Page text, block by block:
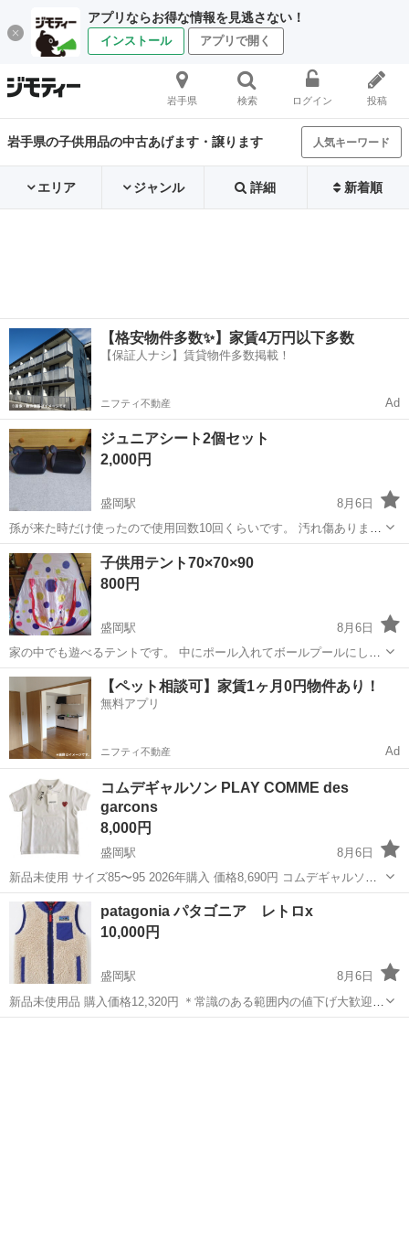
アプリならお得な情報を見逃さない！
インストール アプリで開く
岩手県 検索 ログイン 投稿
岩手県の子供用品の中古あげます・譲ります 人気キーワード
エリア ジャンル 詳細 新着順
【格安物件多数✨】家賃4万円以下多数
【保証人ナシ】賃貸物件多数掲載！
ニフティ不動産 Ad
ジュニアシート2個セット
2,000円
盛岡駅
8月6日
孫が来た時だけ使ったので使用回数10回くらいです。 汚れ傷ありませ
ん岩手 盛岡市 盛岡駅 キッズ用品
子供用テント70×70×90
800円
盛岡駅
8月6日
家の中でも遊べるテントです。 中にポール入れてボールプールにして
遊びました。 汚れ傷ありません。
岩手 盛岡市 盛岡駅 キッズ用品
【ペット相談可】家賃1ヶ月0円物件あり！
無料アプリ
ニフティ不動産 Ad
コムデギャルソン PLAY COMME des
garcons
8,000円
盛岡駅
8月6日
新品未使用 サイズ85〜95 2026年購入 価格8,690円 コムデギャルソン
PLAY COMME des garcons ＊常識のある範囲内の値下げ大歓迎
岩手 盛岡市 キッズ用品 価格
patagonia パタゴニア レトロx
10,000円
盛岡駅
8月6日
新品未使用品 購入価格12,320円 ＊常識のある範囲内の値下げ大歓迎
size 5T（110） Patagonia パタゴニア キッズ kids レトロx